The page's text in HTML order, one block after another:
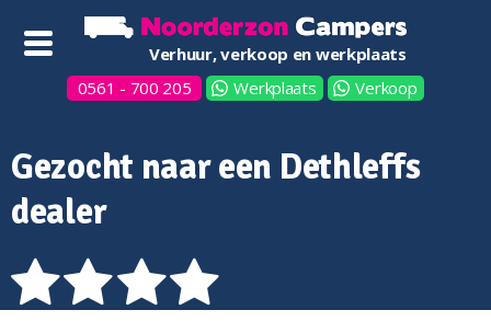
Verhuur, verkoop en werkplaats
0561 - 700 205
Werkplaats Verkoop
Gezocht naar een Dethleffs
dealer